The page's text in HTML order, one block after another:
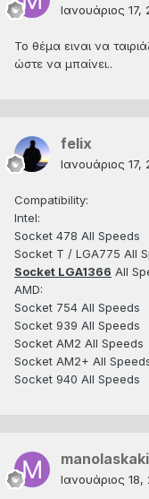
Ιανουάριος 17,
Το θέμα ειναι να
ώστε να μπαίνει..
felix
Ιανουάριος 17,
Compatibility:
Intel:
Socket 478 All Speeds
Socket T / LGA775 All
Socket LGA1366 All
AMD:
Socket 754 All Speeds
Socket 939 All Speeds
Socket AM2 All Speeds
Socket AM2+ All
Socket 940 All Speeds
Ιανουάριος 18,